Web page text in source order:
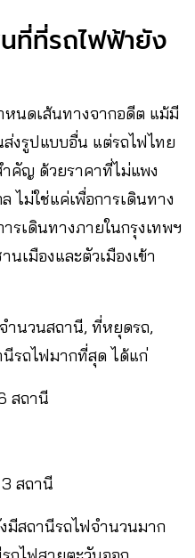
ที่ที่รถไฟฟ้ายัง
นดเส้นทางจากอดีต แม้มี
งรูปแบบอื่น แต่รถไฟไทย
คัญ ด้วยราคาที่ไม่แพง
ไม่ใช่แค่เพื่อการเดินทาง
รเดินทางภายในกรุงเทพฯ
เมืองและตัวเมืองเข้า
ำนวนสถานี, ที่หยุดรถ,
รถไฟมากที่สุด ได้แก่
สถานี
สถานี
มีสถานีรถไฟจำนวนมาก